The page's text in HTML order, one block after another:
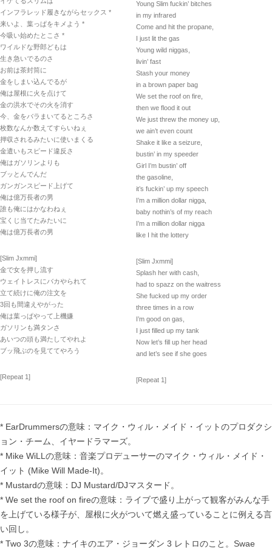
インフラレッド履きながらセックス *
来いよ、葉っぱをキメよう *
今吸い始めたとこさ *
ワイルドな野郎どもは
生き急いでるのさ
お前は茶封筒に
金をしまい込んでるが
俺は屋根に火を点けて
金の洪水でその火を消す
今、金をバラまいてるところさ
枚数なんか数えてすらいねぇ
押収されるみたいに使いまくる
金遣いもスピード違反さ
俺はガソリンよりも
ブッとんでんだ
ガンガンスピード上げて
俺は億万長者の男
誰も俺にはかなわねぇ
宝くじ当てたみたいに
俺は億万長者の男
[Slim Jxmmi]
金で女を押し流す
ウェイトレスにバカやられて
立て続けに俺の注文を
3回も間違えやがった
俺は葉っぱやって上機嫌
ガソリンも満タンさ
あいつの頭も満たしてやれよ
ブッ飛ぶのを見ててやろう
[Repeat 1]
Young Slim fuckin’ bitches
in my infrared
Come and hit the propane,
I just lit the gas
Young wild niggas,
livin’ fast
Stash your money
in a brown paper bag
We set the roof on fire,
then we flood it out
We just threw the money up,
we ain’t even count
Shake it like a seizure,
bustin’ in my speeder
Girl I’m bustin’ off
the gasoline,
it’s fuckin’ up my speech
I’m a million dollar nigga,
baby nothin’s of my reach
I’m a million dollar nigga
like I hit the lottery
[Slim Jxmmi]
Splash her with cash,
had to spazz on the waitress
She fucked up my order
three times in a row
I’m good on gas,
I just filled up my tank
Now let’s fill up her head
and let’s see if she goes
[Repeat 1]
* EarDrummersの意味：マイク・ウィル・メイド・イットのプロダクシ
ョン・チーム、イヤードラマーズ。
* Mike WiLLの意味：音楽プロデューサーのマイク・ウィル・メイド・
イット (Mike Will Made-It)。
* Mustardの意味：DJ Mustard/DJマスタード。
* We set the roof on fireの意味：ライブで盛り上がって観客がみんな手
を上げている様子が、屋根に火がついて燃え盛っていることに例える言
い回し。
* Two 3の意味：ナイキのエア・ジョーダン 3 レトロのこと。Swae